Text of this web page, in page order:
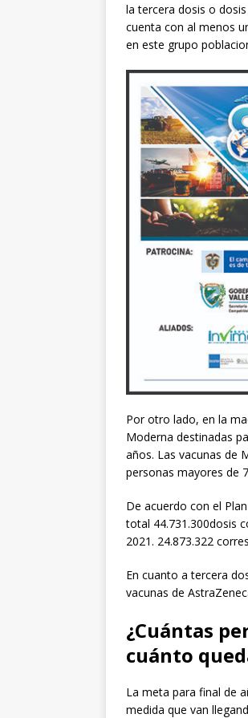
la tercera dosis o
cuenta con al menos
en este grupo
Por otro lado, en la
Moderna destinadas
años. Las vacunas de
personas mayores de
De acuerdo con el
total 44.731.300dosis
2021. 24.873.322
En cuanto a tercera
vacunas de
¿Cuántas
cuánto
La meta para final de
medida que van